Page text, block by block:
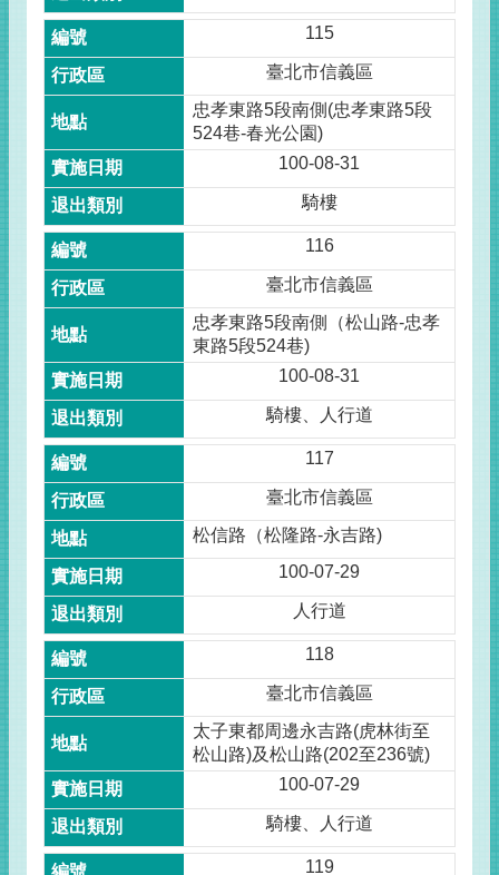
115
臺北市信義區
忠孝東路5段南側(忠孝東路5段
524巷-春光公園)
100-08-31
騎樓
116
臺北市信義區
忠孝東路5段南側（松山路-忠孝
東路5段524巷)
100-08-31
騎樓、人行道
117
臺北市信義區
松信路（松隆路-永吉路)
100-07-29
人行道
118
臺北市信義區
太子東都周邊永吉路(虎林街至
松山路)及松山路(202至236號)
100-07-29
騎樓、人行道
119